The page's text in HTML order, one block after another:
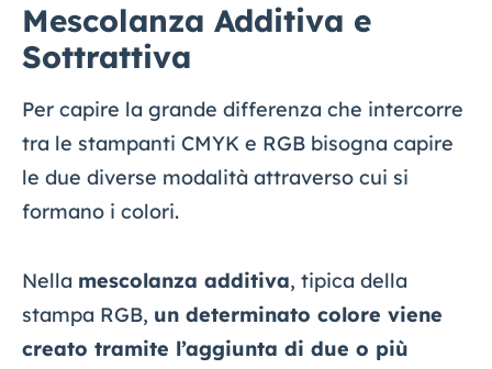
Mescolanza Additiva e
Sottrattiva
Per capire la grande differenza che intercorre
tra le stampanti CMYK e RGB bisogna capire
le due diverse modalità attraverso cui si
formano i colori.
Nella mescolanza additiva, tipica della
stampa RGB, un determinato colore viene
creato tramite l’aggiunta di due o più